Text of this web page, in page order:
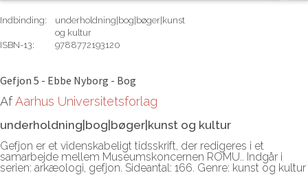
Indbinding:
underholdning|bog|bøger|kunst
og kultur
ISBN-13:
9788772193120
Gefjon 5 - Ebbe Nyborg - Bog
AfAarhus Universitetsforlag
underholdning|bog|bøger|kunst og kultur
Gefjon er et videnskabeligt tidsskrift, der redigeres i et
samarbejde mellem Museumskoncernen ROMU.. Indgår i
serien: arkæologi, gefjon. Sideantal: 166. Genre: kunst og kultur